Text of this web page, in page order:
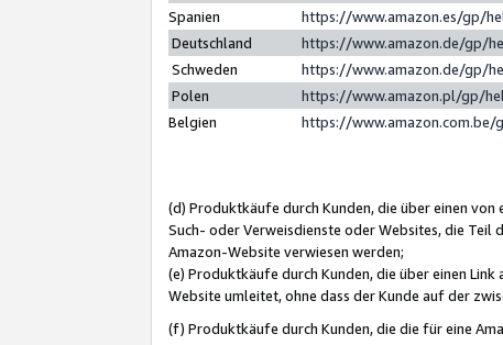
Spanien
https://www.amazon.es/gp/
Deutschland
https://www.amazon.de/gp/
Schweden
https://www.amazon.de/gp/
Polen
https://www.amazon.pl/gp/
Belgien
https://www.amazon.com.be/
(d) Produktkäufe durch Kunden, die über einen
Such- oder Verweisdienste oder Websites, die Teil
Amazon-Website verwiesen werden;
(e) Produktkäufe durch Kunden, die über einen
Website umleitet, ohne dass der Kunde auf der
(f) Produktkäufe durch Kunden, die die für eine